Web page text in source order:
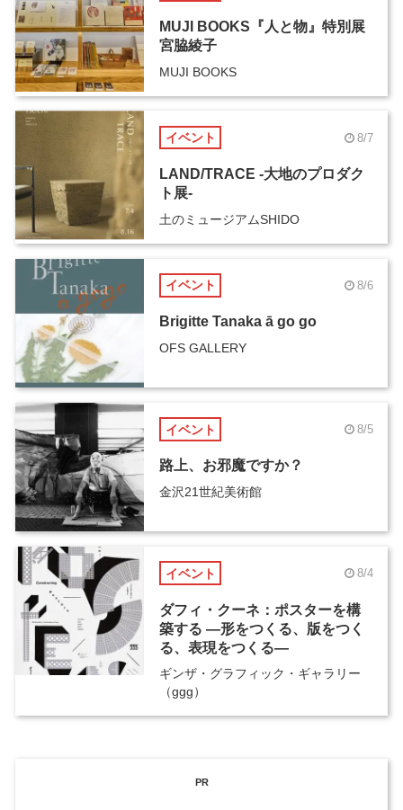
MUJI BOOKS『人と物』特別展
宮脇綾子
MUJI BOOKS
イベント 8/7
LAND/TRACE -大地のプロダク
ト展-
土のミュージアムSHIDO
イベント 8/6
Brigitte Tanaka ā go go
OFS GALLERY
イベント 8/5
路上、お邪魔ですか？
金沢21世紀美術館
イベント 8/4
ダフィ・クーネ：ポスターを構
築する ―形をつくる、版をつく
る、表現をつくる―
ギンザ・グラフィック・ギャラリー
（ggg）
PR